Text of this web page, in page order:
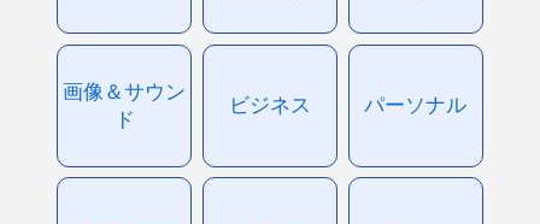
画像＆サウン
ド
ビジネス パーソナル